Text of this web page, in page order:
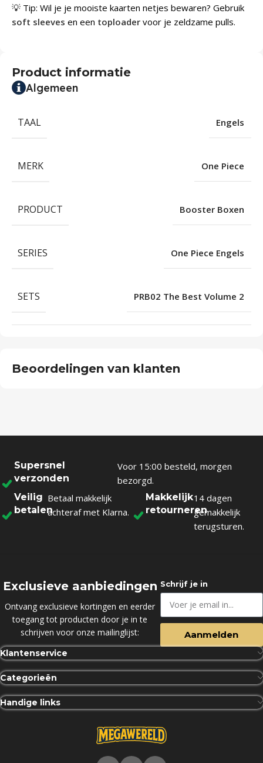
💡 Tip: Wil je je mooiste kaarten netjes bewaren? Gebruik
soft sleeves en een toploader voor je zeldzame pulls.
Product informatie
Algemeen
TAAL Engels
MERK One Piece
PRODUCT Booster Boxen
SERIES One Piece Engels
SETS PRB02 The Best Volume 2
Beoordelingen van klanten
Supersnel
verzonden
Voor 15:00 besteld, morgen
bezorgd.
Veilig
betalen
Betaal makkelijk
achteraf met Klarna.
Makkelijk
retourneren
14 dagen
gemakkelijk
terugsturen.
Exclusieve aanbiedingen
Ontvang exclusieve kortingen en eerder
toegang tot producten door je in te
schrijven voor onze mailinglijst:
Schrijf je in
Aanmelden
Klantenservice
Categorieën
Handige links